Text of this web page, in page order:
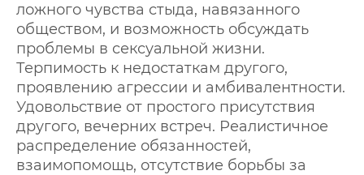
ложного чувства стыда, навязанного
обществом, и возможность обсуждать
проблемы в сексуальной жизни.
Терпимость к недостаткам другого,
проявлению агрессии и амбивалентности.
Удовольствие от простого присутствия
другого, вечерних встреч. Реалистичное
распределение обязанностей,
взаимопомощь, отсутствие борьбы за